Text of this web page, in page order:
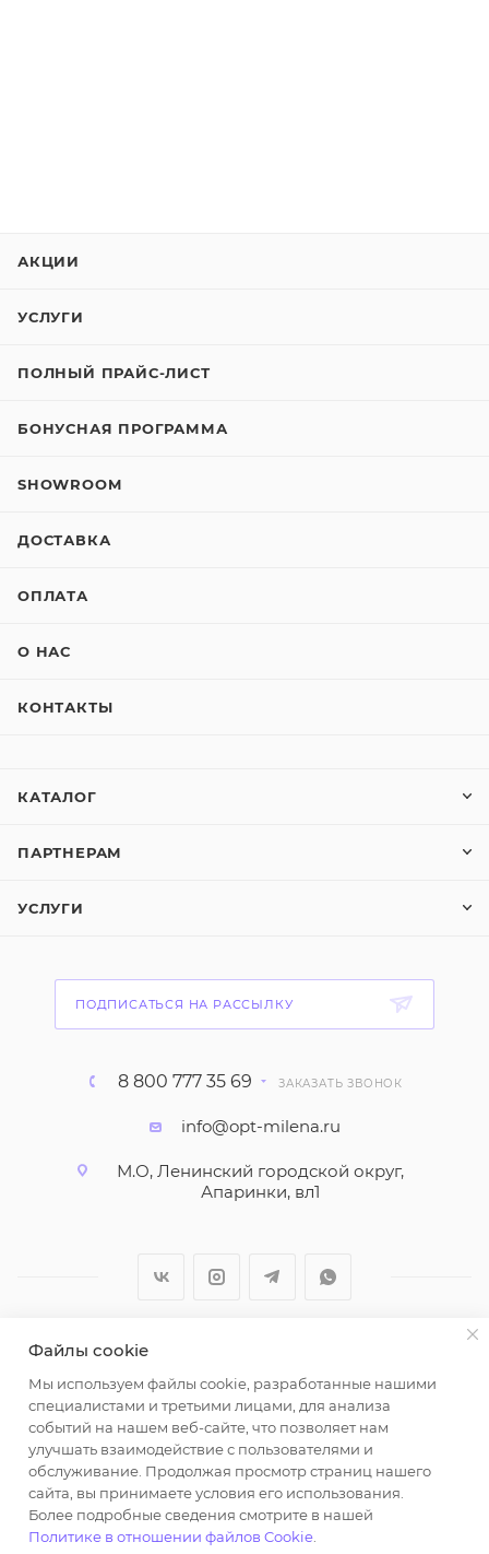
АКЦИИ
УСЛУГИ
ПОЛНЫЙ ПРАЙС-ЛИСТ
БОНУСНАЯ ПРОГРАММА
SHOWROOM
ДОСТАВКА
ОПЛАТА
О НАС
КОНТАКТЫ
КАТАЛОГ
ПАРТНЕРАМ
УСЛУГИ
ПОДПИСАТЬСЯ НА РАССЫЛКУ
8 800 777 35 69 ЗАКАЗАТЬ ЗВОНОК
info@opt-milena.ru
М.О, Ленинский городской округ,
Апаринки, вл1
2026 © ООО "Вайт Текстиль групп"
Любая информация на сайте носит справочный
характер и не является публичной офертой
определяемой положениями пункта 2 статьи 437
Гражданского кодекса Российской Федерации.
Использование любых материалов, опубликованных
на https://opt-milena.ru, допустимо только при
наличии письменного разрешения редакции и
Файлы cookie
Мы используем файлы cookie, разработанные нашими
специалистами и третьими лицами, для анализа
событий на нашем веб-сайте, что позволяет нам
улучшать взаимодействие с пользователями и
обслуживание. Продолжая просмотр страниц нашего
сайта, вы принимаете условия его использования.
Более подробные сведения смотрите в нашей
Политике в отношении файлов Cookie